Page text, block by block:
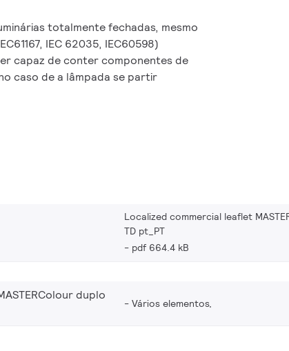
totalmente fechadas, mesmo
IEC 62035, IEC60598)
capaz de conter componentes de
caso de a lâmpada se partir
Localized commercial leaflet
TD pt_PT
pdf 664.4 kB
duplo
Vários elementos,